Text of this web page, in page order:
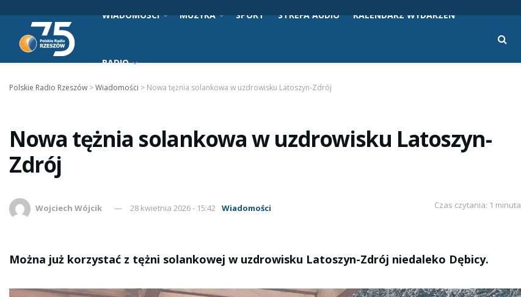
WIADOMOŚCI MUZYKA SPORT STREFA AUDIO KALENDARZ WYDARZEŃ
RADIO
Polskie Radio Rzeszów >Wiadomości > Nowa tężnia solankowa w uzdrowisku Latoszyn-Zdrój
Nowa tężnia solankowa w uzdrowisku Latoszyn-
Zdrój
Wojciech Wójcik 28 kwietnia 2026 - 15:42 Wiadomości Czas czytania: 1 minuta
Można już korzystać z tężni solankowej w uzdrowisku Latoszyn-Zdrój niedaleko Dębicy.